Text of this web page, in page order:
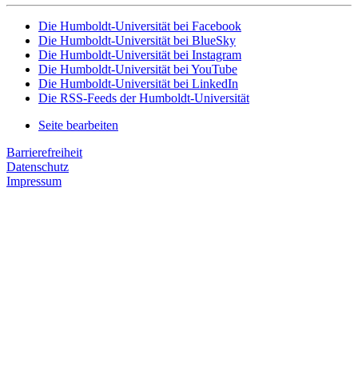
Die Humboldt-Universität bei Facebook
Die Humboldt-Universität bei BlueSky
Die Humboldt-Universität bei Instagram
Die Humboldt-Universität bei YouTube
Die Humboldt-Universität bei LinkedIn
Die RSS-Feeds der Humboldt-Universität
Seite bearbeiten
Barrierefreiheit
Datenschutz
Impressum